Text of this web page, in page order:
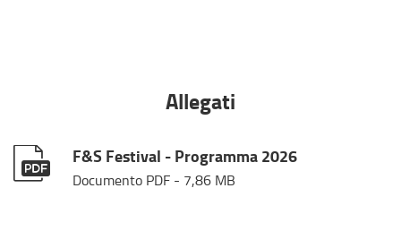
r
n
Allegati
F&S Festival - Programma 2026
Documento PDF - 7,86 MB